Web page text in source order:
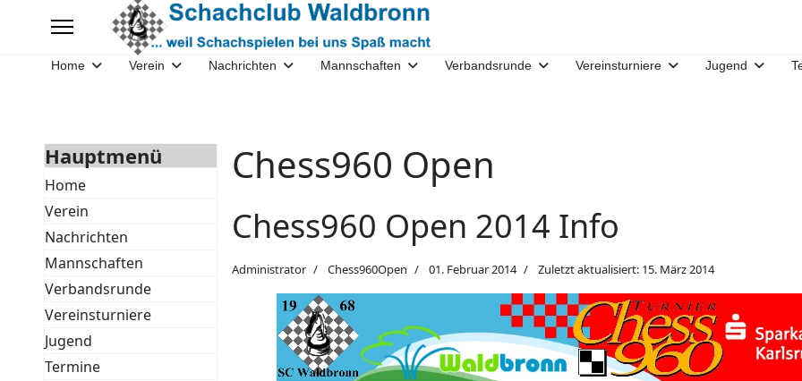
Home Verein Nachrichten Mannschaften Verbandsrunde Vereinsturniere Jugend
Hauptmenü
Home
Verein
Nachrichten
Mannschaften
Verbandsrunde
Vereinsturniere
Jugend
Termine
Chess960 Open
Chess960 Open 2014 Info
Administrator Chess960Open 01. Februar 2014 Zuletzt aktualisiert: 15. März 2014